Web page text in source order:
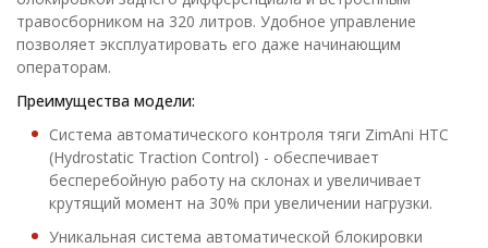
травосборником на 320 литров. Удобное управление
позволяет эксплуатировать его даже начинающим
операторам.
Преимущества модели:
Система автоматического контроля тяги ZimAni HTC
(Hydrostatic Traction Control) - обеспечивает
бесперебойную работу на склонах и увеличивает
крутящий момент на 30% при увеличении нагрузки.
Уникальная система автоматической блокировки